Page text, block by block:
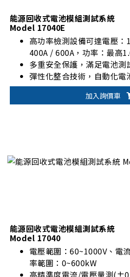
能源回收式電池模組測試系統
Model 17040E
高功率檢測設備可達電壓：
400A / 600A，功率：最高
多重安全保護，滿足電池
彈性化整合技術，自動化電
加入詢價車
能源回收式電池模組測試系統
Model 17040
電壓範圍：60~1000V、電
率範圍：0~600kW
高精準度電流/電壓量測